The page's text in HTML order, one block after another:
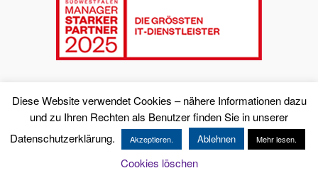
© Copyright - K-iS Systemhaus Unternehmensgruppe
AGB
Diese Website verwendet Cookies – nähere Informationen dazu
und zu Ihren Rechten als Benutzer finden Sie in unserer
Datenschutzerklärung.
Akzeptieren. Ablehnen Mehr lesen.
Cookies löschen